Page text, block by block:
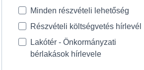
Minden részvételi lehetőség
Részvételi költségvetés hírlevél
Lakótér - Önkormányzati
bérlakások hírlevele